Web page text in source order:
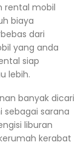
rental mobil
biaya
dari
yang anda
siap
lebih.
banyak dicari
sebagai sarana
liburan
kerabat